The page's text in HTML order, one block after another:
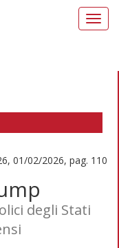
01/02/2026, pag. 110
degli Stati